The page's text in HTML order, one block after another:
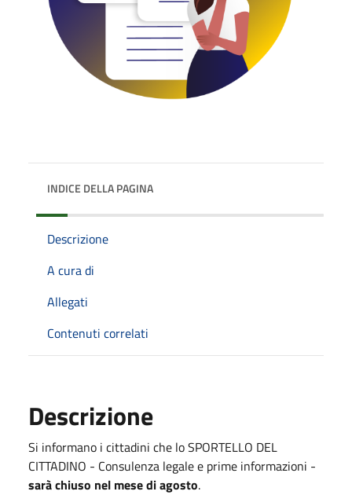
INDICE DELLA PAGINA
Descrizione
A cura di
Allegati
Contenuti correlati
Descrizione
Si informano i cittadini che lo SPORTELLO DEL
CITTADINO - Consulenza legale e prime informazioni -
sarà chiuso nel mese di agosto.